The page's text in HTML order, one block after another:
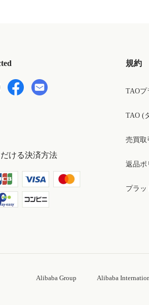
ける決済方法
規約
TAOプ
TAO (
売買取
返品ポ
プラッ
Alibaba Group Alibaba